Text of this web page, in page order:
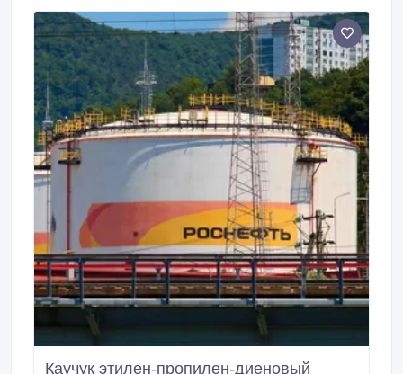
чда, ингибитор снпх, медный купорос, йод, аммоний
молибденовокислый, никель сернокислый.
Каучук этилен-пропилен-диеновый